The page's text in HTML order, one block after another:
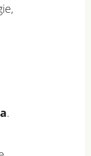
.